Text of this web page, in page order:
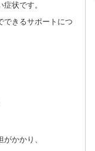
状です。
できるサポートにつ
かかり、